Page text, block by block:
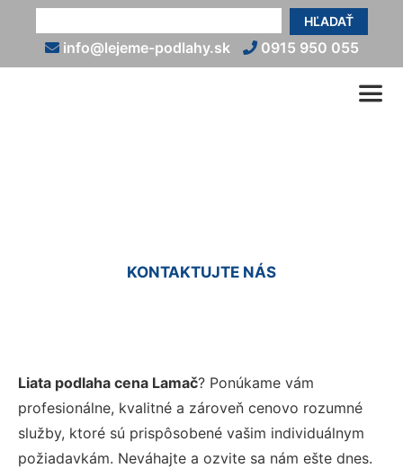
HĽADAŤ
info@lejeme-podlahy.sk 0915 950 055
KONTAKTUJTE NÁS
Liata podlaha cena Lamač? Ponúkame vám
profesionálne, kvalitné a zároveň cenovo rozumné
služby, ktoré sú prispôsobené vašim individuálnym
požiadavkám. Neváhajte a ozvite sa nám ešte dnes.